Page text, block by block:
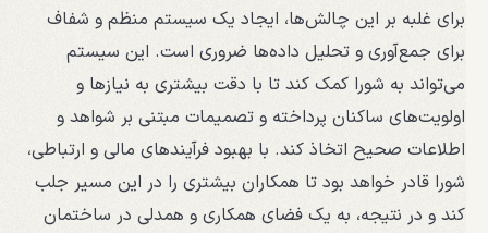
برای غلبه بر این چالش‌ها، ایجاد یک سیستم منظم و شفاف
برای جمع‌آوری و تحلیل داده‌ها ضروری است. این سیستم
می‌تواند به شورا کمک کند تا با دقت بیشتری به نیازها و
اولویت‌های ساکنان پرداخته و تصمیمات مبتنی بر شواهد و
اطلاعات صحیح اتخاذ کند. با بهبود فرآیندهای مالی و ارتباطی،
شورا قادر خواهد بود تا همکاران بیشتری را در این مسیر جلب
کند و در نتیجه، به یک فضای همکاری و همدلی در ساختمان